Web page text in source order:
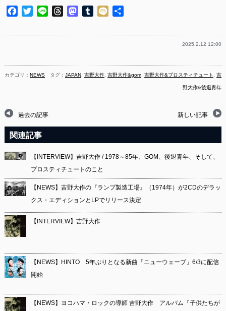
Facebook
TwitterLine ThreadsMastodon
Tumblr
Mixi
2025.2.12 12:00
カテゴリ：NEWS タグ：JAPAN ,吉野大作 ,吉野大作&gom ,吉野大作&プロスティチュート ,吉
野大作&後退青年
過去の記事 新しい記事
関連記事
【INTERVIEW】吉野大作 / 1978～85年、GOM、後退青年、そして、
プロスティチュートのこと
【NEWS】吉野大作の『ランプ製造工場』（1974年）が2CDのデラッ
クス・エディションとLPでリリース決定
【INTERVIEW】吉野大作
【NEWS】HINTO 5年ぶりとなる新曲「ニューウェーブ」6/3に配信
開始
【NEWS】ヨコハマ・ロックの導師 吉野大作 アルバム『子供たちが